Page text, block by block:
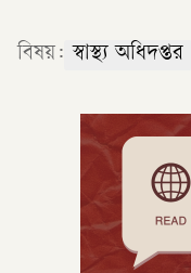
বিষয়: স্বাস্থ্য অধিদপ্তর